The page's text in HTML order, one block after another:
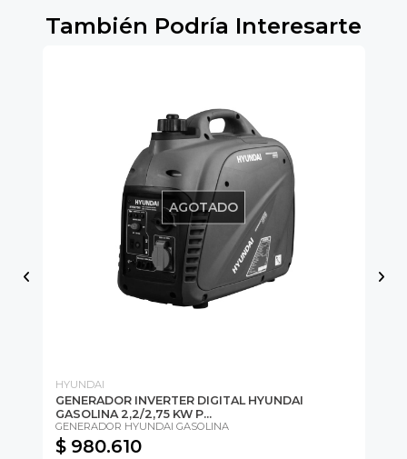
También Podría Interesarte
AGOTADO
HYUNDAI
GENERADOR INVERTER DIGITAL HYUNDAI
GASOLINA 2,2/2,75 KW P...
GENERADOR HYUNDAI GASOLINA
$ 980.610